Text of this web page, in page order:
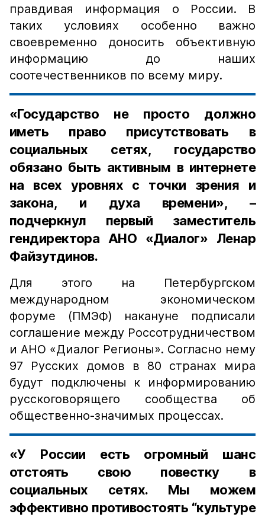
правдивая информация о России. В
таких условиях особенно важно
своевременно доносить объективную
информацию до наших
соотечественников по всему миру.
«Государство не просто должно
иметь право присутствовать в
социальных сетях, государство
обязано быть активным в интернете
на всех уровнях с точки зрения и
закона, и духа времени», –
подчеркнул первый заместитель
гендиректора АНО «Диалог» Ленар
Файзутдинов.
Для этого на Петербургском
международном экономическом
форуме (ПМЭФ) накануне подписали
соглашение между Россотрудничеством
и АНО «Диалог Регионы». Согласно нему
97 Русских домов в 80 странах мира
будут подключены к информированию
русскоговорящего сообщества об
общественно-значимых процессах.
«У России есть огромный шанс
отстоять свою повестку в
социальных сетях. Мы можем
эффективно противостоять “культуре